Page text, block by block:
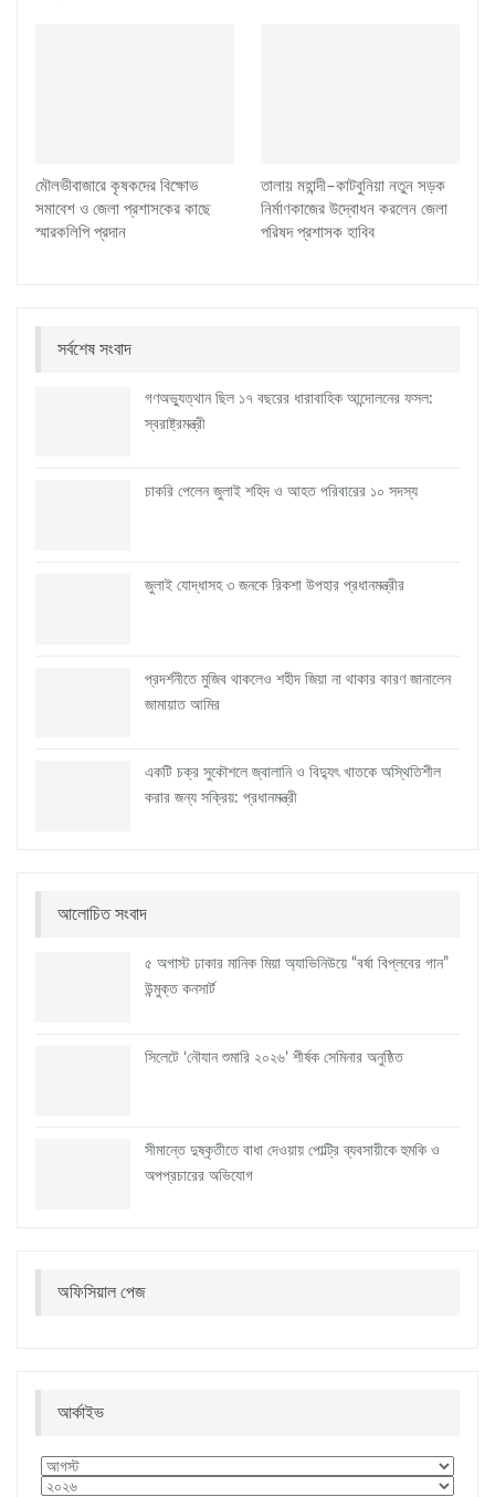
মৌলভীবাজারে কৃষকদের বিক্ষোভ
সমাবেশ ও জেলা প্রশাসকের কাছে
স্মারকলিপি প্রদান
তালায় মহান্দী–কাটবুনিয়া নতুন সড়ক
নির্মাণকাজের উদ্বোধন করলেন জেলা
পরিষদ প্রশাসক হাবিব
সর্বশেষ সংবাদ
গণঅভ্যুত্থান ছিল ১৭ বছরের ধারাবাহিক আন্দোলনের ফসল:
স্বরাষ্ট্রমন্ত্রী
চাকরি পেলেন জুলাই শহিদ ও আহত পরিবারের ১০ সদস্য
জুলাই যোদ্ধাসহ ৩ জনকে রিকশা উপহার প্রধানমন্ত্রীর
প্রদর্শনীতে মুজিব থাকলেও শহীদ জিয়া না থাকার কারণ জানালেন
জামায়াত আমির
একটি চক্র সুকৌশলে জ্বালানি ও বিদ্যুৎ খাতকে অস্থিতিশীল
করার জন্য সক্রিয়: প্রধানমন্ত্রী
আলোচিত সংবাদ
৫ অগাস্ট ঢাকার মানিক মিয়া অ্যাভিনিউয়ে “বর্ষা বিপ্লবের গান”
উন্মুক্ত কনসার্ট
সিলেটে ‘নৌযান শুমারি ২০২৬’ শীর্ষক সেমিনার অনুষ্ঠিত
সীমান্তে দুষ্কৃতীতে বাধা দেওয়ায় পোল্ট্রি ব্যবসায়ীকে হুমকি ও
অপপ্রচারের অভিযোগ
অফিসিয়াল পেজ
আর্কাইভ